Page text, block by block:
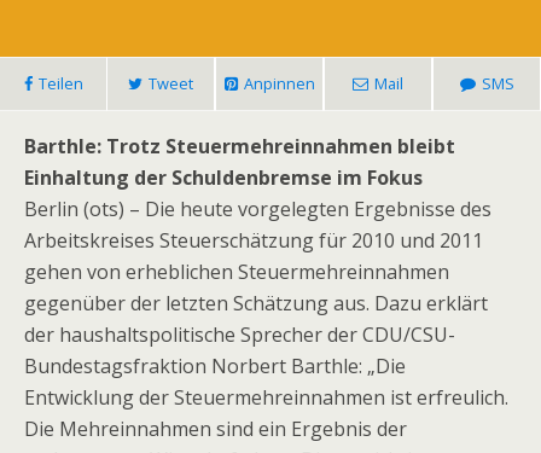
Teilen Tweet Anpinnen Mail SMS
Barthle: Trotz Steuermehreinnahmen bleibt
Einhaltung der Schuldenbremse im Fokus
Berlin (ots) – Die heute vorgelegten Ergebnisse des
Arbeitskreises Steuerschätzung für 2010 und 2011
gehen von erheblichen Steuermehreinnahmen
gegenüber der letzten Schätzung aus. Dazu erklärt
der haushaltspolitische Sprecher der CDU/CSU-
Bundestagsfraktion Norbert Barthle: „Die
Entwicklung der Steuermehreinnahmen ist erfreulich.
Die Mehreinnahmen sind ein Ergebnis der